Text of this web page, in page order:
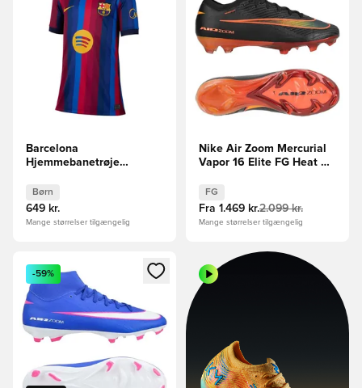
Barcelona
Hjemmebanetrøje
Børn
649 kr.
Mange størrelser tilgængelig
Nike Air Zoom Mercurial
Vapor 16 Elite FG Heat Up
FG
Fra 1.469 kr.2.099 kr.
Mange størrelser tilgængelig
Åbner en Modal til at logge ind eller tilmelde dig som
-59%